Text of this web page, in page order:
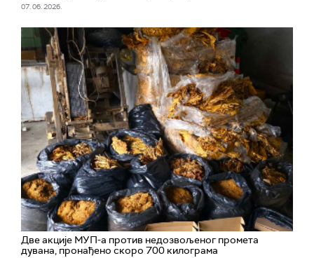
07. 06. 2026.
Две акције МУП-а против недозвољеног промета
дувана, пронађено скоро 700 килограма